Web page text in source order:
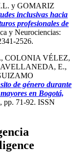
y GOMARIZ
inclusivas hacia
profesionales de
y Neurociencias:
2526.
COLONIA VÉLEZ,
E.,
de género durante
en Bogotá,
pp. 71-92. ISSN